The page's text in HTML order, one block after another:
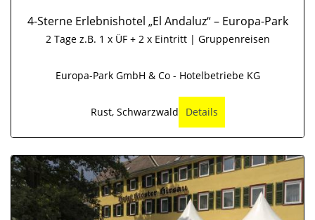
4-Sterne Erlebnishotel „El Andaluz“ – Europa-Park
2 Tage z.B. 1 x ÜF + 2 x Eintritt | Gruppenreisen
Europa-Park GmbH & Co - Hotelbetriebe KG
Rust, Schwarzwald Details